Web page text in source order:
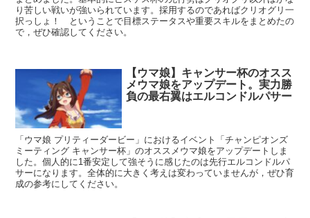
り苦しい戦いが強いられています。採用するのであればクリオグリ一
択っしょ！ ということで目標ステータスや重要スキルをまとめたの
で，ぜひ確認してください。
【ウマ娘】キャンサー杯のオスス
メウマ娘をアップデート。実力勝
負の最右翼はエルコンドルパサー
「ウマ娘 プリティーダービー」におけるイベント「チャンピオンズ
ミーティング キャンサー杯」のオススメウマ娘をアップデートしま
した。個人的に1番安定して強そうに感じたのは先行エルコンドルパ
サーになります。全体的に大きく考えは変わっていませんが，ぜひ育
成の参考にしてください。